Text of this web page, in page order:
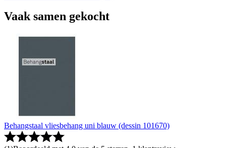
Vaak samen gekocht
Behangstaal vliesbehang uni blauw (dessin 101670)